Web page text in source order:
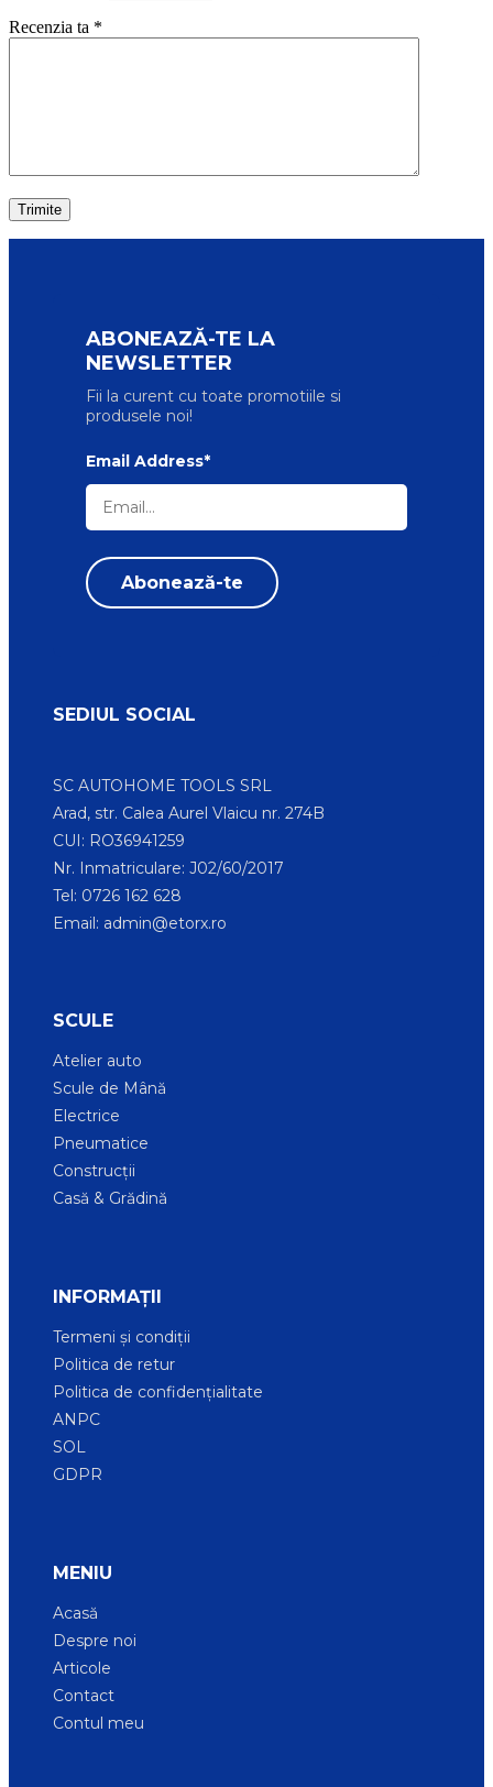
Recenzia ta *
ABONEAZĂ-TE LA
NEWSLETTER
Fii la curent cu toate promotiile si
produsele noi!
Email Address*
SEDIUL SOCIAL
SC AUTOHOME TOOLS SRL
Arad, str. Calea Aurel Vlaicu nr. 274B
CUI: RO36941259
Nr. Inmatriculare: J02/60/2017
Tel: 0726 162 628
Email: admin@etorx.ro
SCULE
Atelier auto
Scule de Mână
Electrice
Pneumatice
Construcții
Casă & Grădină
INFORMAȚII
Termeni și condiții
Politica de retur
Politica de confidențialitate
ANPC
SOL
GDPR
MENIU
Acasă
Despre noi
Articole
Contact
Contul meu